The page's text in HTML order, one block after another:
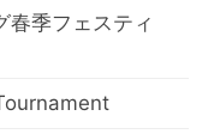
春季フェスティ